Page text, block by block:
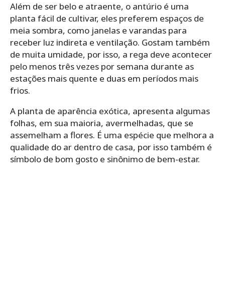
Além de ser belo e atraente, o antúrio é uma
planta fácil de cultivar, eles preferem espaços de
meia sombra, como janelas e varandas para
receber luz indireta e ventilação. Gostam também
de muita umidade, por isso, a rega deve acontecer
pelo menos três vezes por semana durante as
estações mais quente e duas em períodos mais
frios.
A planta de aparência exótica, apresenta algumas
folhas, em sua maioria, avermelhadas, que se
assemelham a flores. É uma espécie que melhora a
qualidade do ar dentro de casa, por isso também é
símbolo de bom gosto e sinônimo de bem-estar.